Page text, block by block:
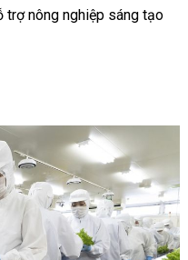
trợ nông nghiệp sáng tạo